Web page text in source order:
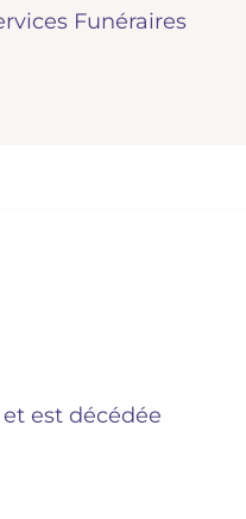
Funéraires
et est décédée